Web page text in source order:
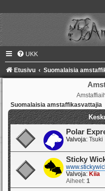
UKK
Etusivu Suomalaisia
Suomalaisia amstaffikasvattajia
Polar
Valvoja: Tsuki
Sticky
Valvoja: Kiia
Aiheet: 1